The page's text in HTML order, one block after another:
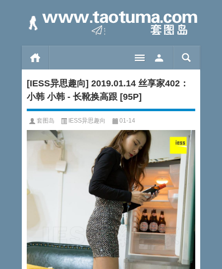
[IESS异思趣向] 2019.01.14 丝享家402：
小韩 小韩 - 长靴换高跟 [95P]
套图岛 IESS异思趣向 01-14